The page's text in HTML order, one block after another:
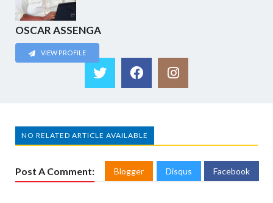
OSCAR ASSENGA
VIEW PROFILE
NO RELATED ARTICLE AVAILABLE
Post A Comment: Blogger Disqus Facebook